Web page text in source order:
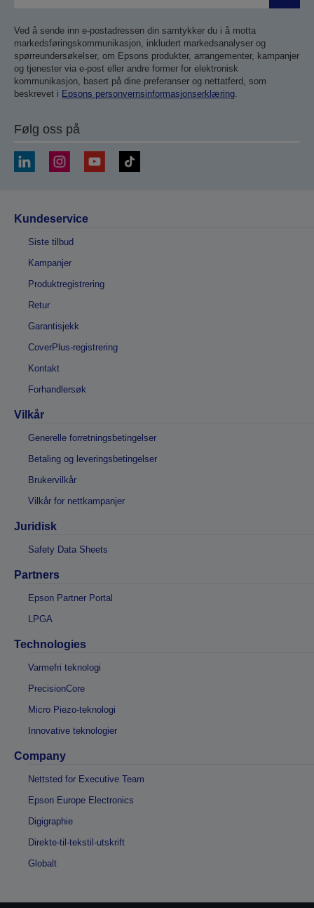
Ved å sende inn e-postadressen din samtykker du i å motta
markedsføringskommunikasjon, inkludert markedsanalyser og
spørreundersøkelser, om Epsons produkter, arrangementer, kampanjer
og tjenester via e-post eller andre former for elektronisk
kommunikasjon, basert på dine preferanser og nettatferd, som
beskrevet i Epsons personvernsinformasjonserklæring.
Følg oss på
Kundeservice
Siste tilbud
Kampanjer
Produktregistrering
Retur
Garantisjekk
CoverPlus-registrering
Kontakt
Forhandlersøk
Vilkår
Generelle forretningsbetingelser
Betaling og leveringsbetingelser
Brukervilkår
Vilkår for nettkampanjer
Juridisk
Safety Data Sheets
Partners
Epson Partner Portal
LPGA
Technologies
Varmefri teknologi
PrecisionCore
Micro Piezo-teknologi
Innovative teknologier
Company
Nettsted for Executive Team
Epson Europe Electronics
Digigraphie
Direkte-til-tekstil-utskrift
Globalt